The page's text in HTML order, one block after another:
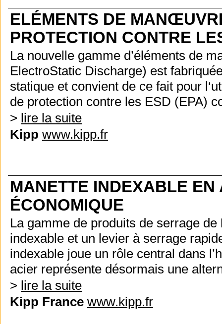
ELÉMENTS DE
PROTECTION CONTRE
La nouvelle gamme d’éléments de
ElectroStatic Discharge) est
statique et convient de ce fait pour
de protection contre les ESD (EPA)
> lire la suite
Kipp www.kipp.fr
MANETTE INDEXABLE
ÉCONOMIQUE
La gamme de produits de serrage de
indexable et un levier à serrage
indexable joue un rôle central dans
acier représente désormais une
> lire la suite
Kipp France www.kipp.fr